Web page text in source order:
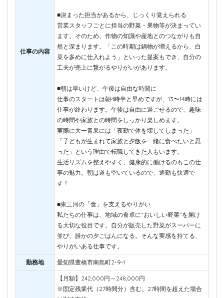
仕事の内容
■決まった担当があるから、じっくり覚えられる
営業スタッフごとに担当の野菜・果物等が決まってい
ます。そのため、作物の知識や産地とのつながりも自
然と深まります。「この時期は鍋物が増えるから、白
菜を多めに仕入れよう」といった提案もでき、自分の
工夫が売上に繋がるやりがいがあります。
■朝は早いけど、午後は自由な時間に
仕事のスタートは朝4時半と早めですが、13〜14時には
仕事が終わります。午後は自由に過ごせるので、趣味
の時間や家族との時間をしっかり楽しめます。
実際に大一青果には「夜勤で体を壊してしまった」
「子どもが生まれて家族と夕飯を一緒に食べたいと思
った」という理由で転職してきた人もいます。
生活リズムを整えやすく、健康的に働けるのもこの仕
事の魅力。朝は道も空いているので、通勤も快適で
す！
■東三河の「食」を支えるやりがい
私たちの仕事は、地域の食卓に“おいしい野菜”を届け
る大切な役目です。自分が販売した野菜がスーパーに
並び、誰かの夕ごはんになる。そんな実感を持てる、
やりがいある仕事です。
勤務地 愛知県豊橋市南島町2-9-1
【月額】242,000円～248,000円
※固定残業代（27時間分）含む。27時間を超えた場合